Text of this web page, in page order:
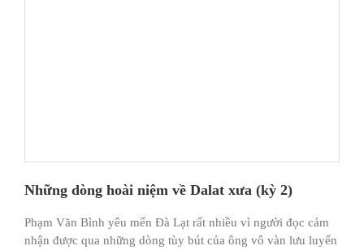
Những dòng hoài niệm về Dalat xưa (kỳ 2)
Phạm Văn Bình yêu mến Đà Lạt rất nhiều vì người đọc cảm
nhận được qua những dòng tùy bút của ông vô vàn lưu luyến